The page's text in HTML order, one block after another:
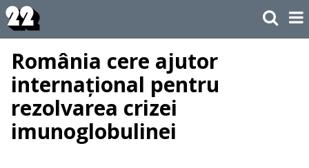
România cere ajutor
internațional pentru
rezolvarea crizei
imunoglobulinei